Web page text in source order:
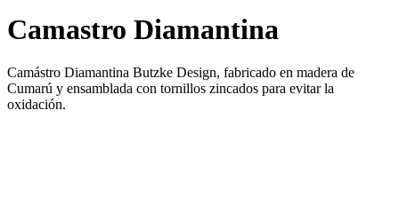
Camastro Diamantina
Camástro Diamantina Butzke Design, fabricado en madera de
Cumarú y ensamblada con tornillos zincados para evitar la
oxidación.